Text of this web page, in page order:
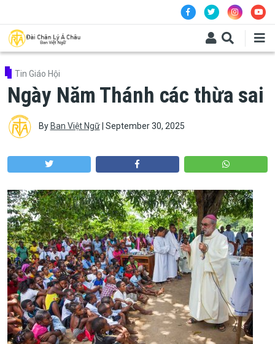
Tin Giáo Hội
Ngày Năm Thánh các thừa sai
By Ban Việt Ngữ| September 30, 2025